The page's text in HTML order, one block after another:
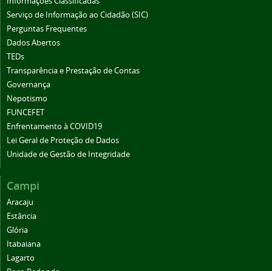
Serviço de Informação ao Cidadão (SIC)
Perguntas Frequentes
Dados Abertos
TEDs
Transparência e Prestação de Contas
Governança
Nepotismo
FUNCEFET
Enfrentamento à COVID19
Lei Geral de Proteção de Dados
Unidade de Gestão de Integridade
Campi
Aracaju
Estância
Glória
Itabaiana
Lagarto